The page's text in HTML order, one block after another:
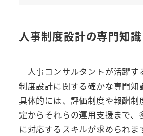
人事制度設計の専門知識
人事コンサルタントが活躍す
制度設計に関する確かな専門知
具体的には、評価制度や報酬制
定からそれらの運用支援まで、
に対応するスキルが求められま